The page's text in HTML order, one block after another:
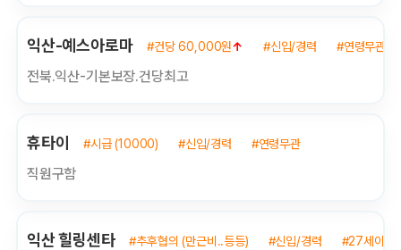
익산-예스아로마 #건당 60,000원↑ #신입/경력 #연령무관
전북.익산-기본보장.건당최고
휴타이 #시급 (10000) #신입/경력 #연령무관
직원구함
익산 힐링센타 #추후협의 (만근비..등등) #신입/경력 #27세이상